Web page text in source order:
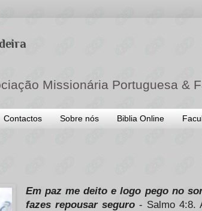
Missionária Portuguesa &
Contactos Sobre nós Biblia Online
Em paz me deito e logo pego no
fazes repousar seguro- Salmo 4:8.